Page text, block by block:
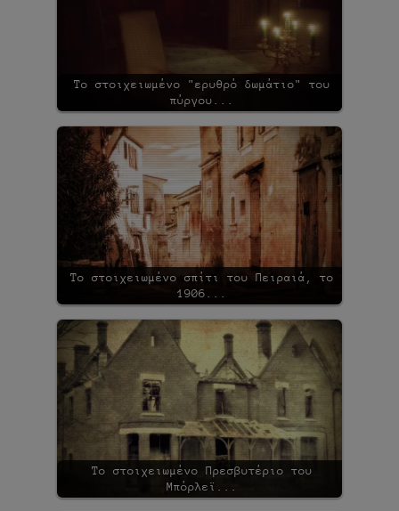
Το στοιχειωμένο "ερυθρό δωμάτιο" του
πύργου...
Το στοιχειωμένο σπίτι του Πειραιά, το
1906...
Το στοιχειωμένο Πρεσβυτέριο του
Μπόρλεϊ...